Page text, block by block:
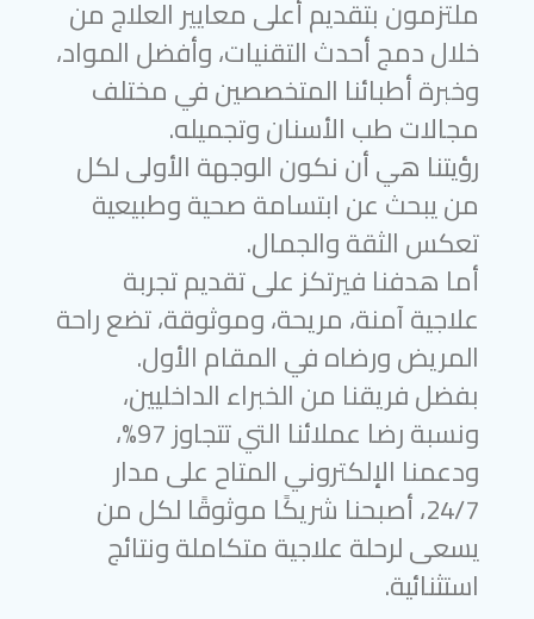
ملتزمون بتقديم أعلى معايير العلاج من
خلال دمج أحدث التقنيات، وأفضل المواد،
وخبرة أطبائنا المتخصصين في مختلف
مجالات طب الأسنان وتجميله.
رؤيتنا هي أن نكون الوجهة الأولى لكل
من يبحث عن ابتسامة صحية وطبيعية
تعكس الثقة والجمال.
أما هدفنا فيرتكز على تقديم تجربة
علاجية آمنة، مريحة، وموثوقة، تضع راحة
المريض ورضاه في المقام الأول.
بفضل فريقنا من الخبراء الداخليين،
ونسبة رضا عملائنا التي تتجاوز 97%،
ودعمنا الإلكتروني المتاح على مدار
24/7، أصبحنا شريكًا موثوقًا لكل من
يسعى لرحلة علاجية متكاملة ونتائج
استثنائية.